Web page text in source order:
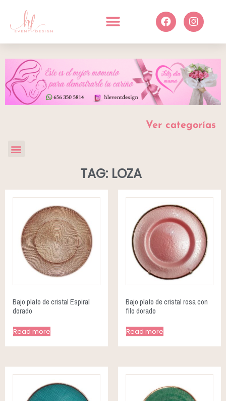
Ver categorías
TAG: LOZA
Bajo plato de cristal Espiral
dorado
Read more
Bajo plato de cristal rosa con
filo dorado
Read more